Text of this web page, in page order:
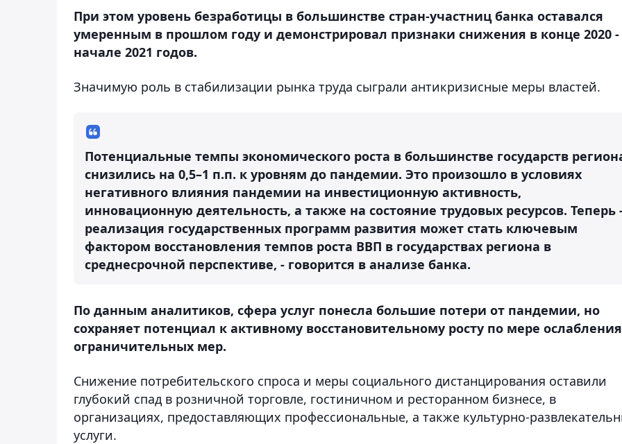
При этом уровень безработицы в большинстве стран-участниц банка оставался
умеренным в прошлом году и демонстрировал признаки снижения в конце 2020 -
начале 2021 годов.
Значимую роль в стабилизации рынка труда сыграли антикризисные меры властей.
Потенциальные темпы экономического роста в большинстве государств
снизились на 0,5–1 п.п. к уровням до пандемии. Это произошло в условиях
негативного влияния пандемии на инвестиционную активность,
инновационную деятельность, а также на состояние трудовых ресурсов. Теперь
реализация государственных программ развития может стать ключевым
фактором восстановления темпов роста ВВП в государствах региона в
среднесрочной перспективе, - говорится в анализе банка.
По данным аналитиков, сфера услуг понесла большие потери от пандемии, но
сохраняет потенциал к активному восстановительному росту по мере ослабления
ограничительных мер.
Снижение потребительского спроса и меры социального дистанцирования оставили
глубокий спад в розничной торговле, гостиничном и ресторанном бизнесе, в
организациях, предоставляющих профессиональные, а также культурно-
услуги.